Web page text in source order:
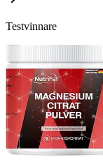
Testvinnare